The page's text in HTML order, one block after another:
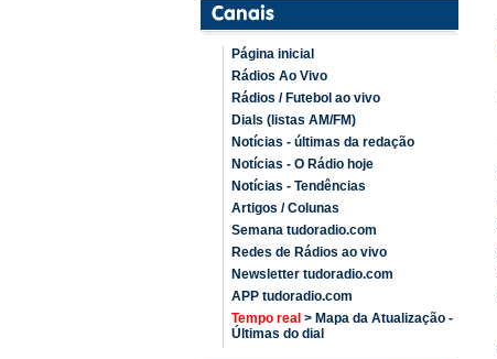
Página inicial
Rádios Ao Vivo
Rádios / Futebol ao vivo
Dials (listas AM/FM)
Notícias - últimas da redação
Notícias - O Rádio hoje
Notícias - Tendências
Artigos / Colunas
Semana tudoradio.com
Redes de Rádios ao vivo
Newsletter tudoradio.com
APP tudoradio.com
Tempo real > Mapa da Atualização -
Últimas do dial